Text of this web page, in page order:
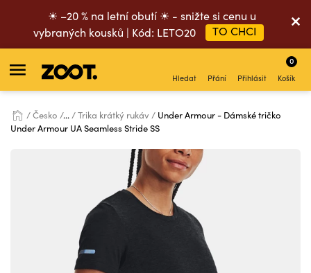
☀ –20 % na letní obutí ☀ - snižte si cenu u
vybraných kousků | Kód: LETO20
TO CHCI
Hledat Přání Přihlásit Košík
0
Česko ... Trika krátký rukáv
Under Armour - Dámské tričko
Under Armour UA Seamless Stride SS